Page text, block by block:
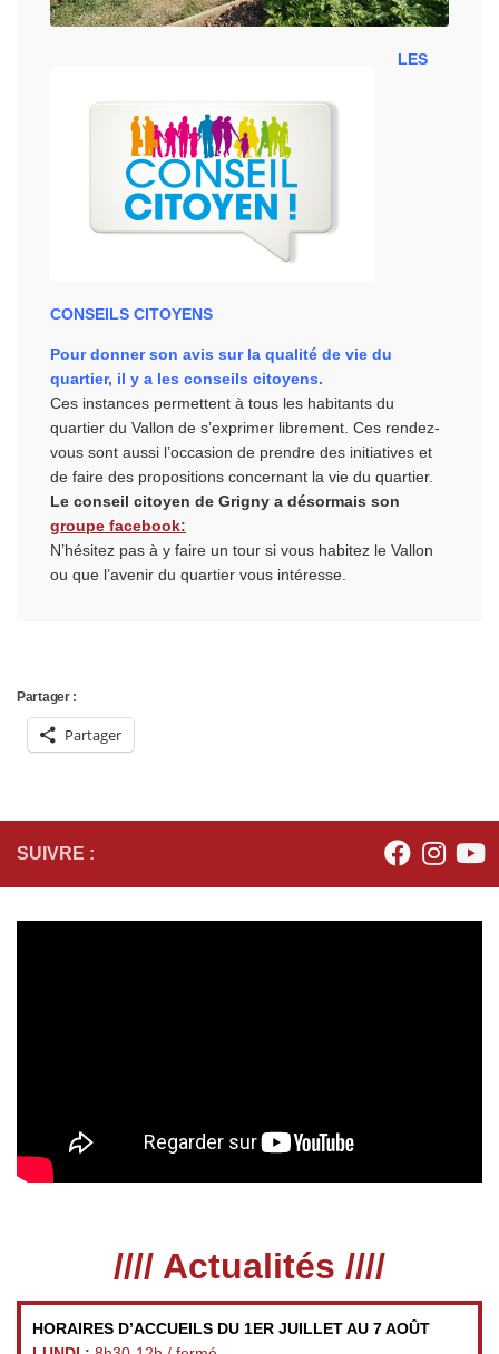
LES
CONSEILS CITOYENS
Pour donner son avis sur la qualité de vie du
quartier, il y a les conseils citoyens.
Ces instances permettent à tous les habitants du
quartier du Vallon de s’exprimer librement. Ces rendez-
vous sont aussi l’occasion de prendre des initiatives et
de faire des propositions concernant la vie du quartier.
Le conseil citoyen de Grigny a désormais son
groupe facebook:
N’hésitez pas à y faire un tour si vous habitez le Vallon
ou que l’avenir du quartier vous intéresse.
Partager :
Partager
SUIVRE :
//// Actualités ////
HORAIRES D’ACCUEILS DU 1ER JUILLET AU 7 AOÛT